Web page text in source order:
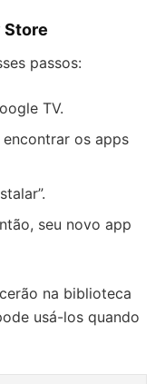
Store
passos:
TV.
os apps
seu novo app
na biblioteca
usá-los quando